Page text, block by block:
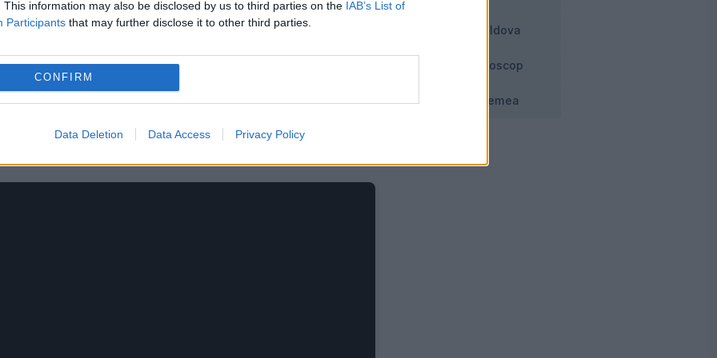
This information may also be disclosed by us to third parties on the IAB’s List of
Participants that may further disclose it to other third parties.
CONFIRM
Data Deletion Data Access Privacy Policy
vei uita la mine înapoi la mine împăcată/ Am
în el cu toate că nu a fost/ Uită-mă
prea rău și nu ai meritat/ Uită-mă, nu mă
Ce nu te-a meritat/ Îmi pare rău, tare rău/
câteva versuri din noua
piesăa lui Mario
Moldova
Horoscop
Vremea